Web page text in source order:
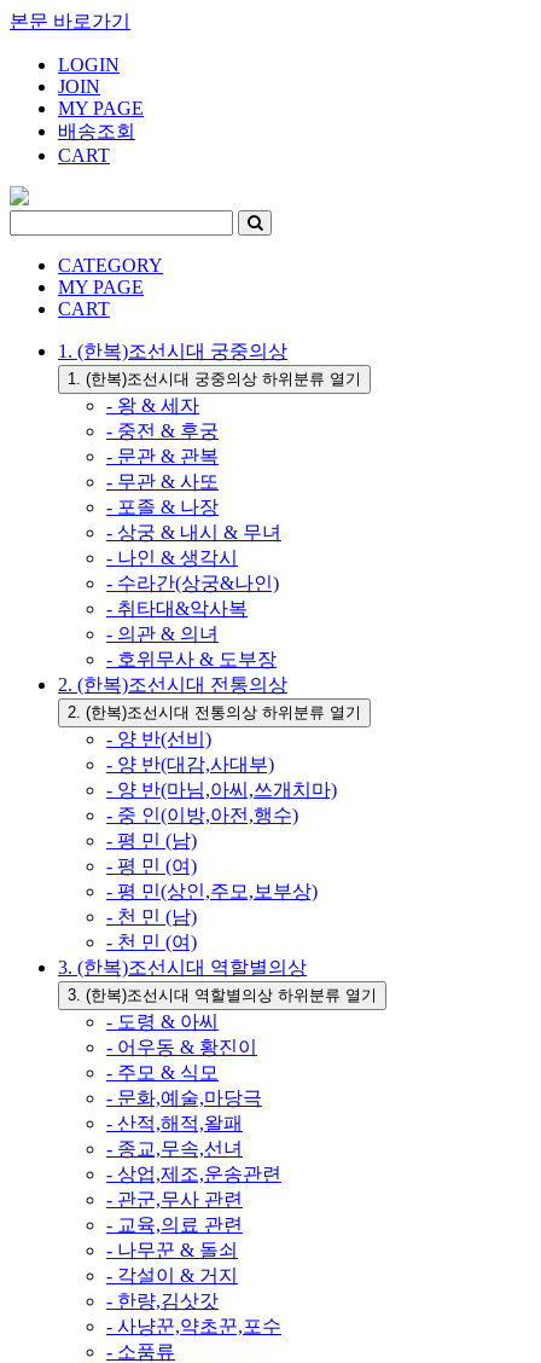
본문 바로가기
LOGIN
JOIN
MY PAGE
배송조회
CART
CATEGORY
MY PAGE
CART
1. (한복)조선시대 궁중의상
1. (한복)조선시대 궁중의상 하위분류 열기
- 왕 & 세자
- 중전 & 후궁
- 문관 & 관복
- 무관 & 사또
- 포졸 & 나장
- 상궁 & 내시 & 무녀
- 나인 & 생각시
- 수라간(상궁&나인)
- 취타대&악사복
- 의관 & 의녀
- 호위무사 & 도부장
2. (한복)조선시대 전통의상
2. (한복)조선시대 전통의상 하위분류 열기
- 양 반(선비)
- 양 반(대감,사대부)
- 양 반(마님,아씨,쓰개치마)
- 중 인(이방,아전,행수)
- 평 민 (남)
- 평 민 (여)
- 평 민(상인,주모,보부상)
- 천 민 (남)
- 천 민 (여)
3. (한복)조선시대 역할별의상
3. (한복)조선시대 역할별의상 하위분류 열기
- 도령 & 아씨
- 어우동 & 황진이
- 주모 & 식모
- 문화,예술,마당극
- 산적,해적,왈패
- 종교,무속,선녀
- 상업,제조,운송관련
- 관군,무사 관련
- 교육,의료 관련
- 나무꾼 & 돌쇠
- 각설이 & 거지
- 한량,김삿갓
- 사냥꾼,약초꾼,포수
- 소품류